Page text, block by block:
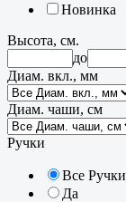
Новинка
Высота, см.
до
Диам. вкл., мм
Диам. чаши, см
Ручки
Все Ручки
Да